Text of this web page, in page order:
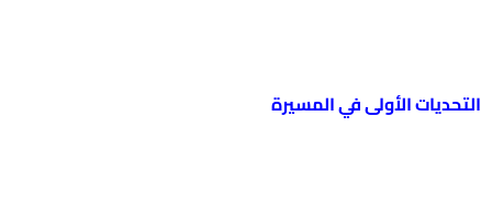
التحديات الأولى في المسيرة